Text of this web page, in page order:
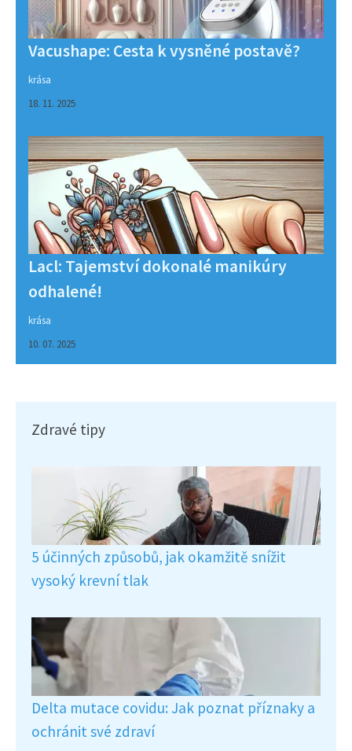
Vacushape: Cesta k vysněné postavě?
krása
18. 11. 2025
Lacl: Tajemství dokonalé manikúry
odhalené!
krása
10. 07. 2025
Zdravé tipy
5 účinných způsobů, jak okamžitě snížit
vysoký krevní tlak
Delta mutace covidu: Jak poznat příznaky a
ochránit své zdraví